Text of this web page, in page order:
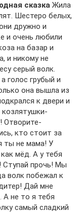
сказка Жила
Шестеро белых,
дружно и
и очень любили
на базар и
и никому не
серый волк.
голос грубый и
она вышла из
к двери и
Отворите-
кто стоит за
ты не мама! У
мёд. А у тебя
Ступай прочь! Мы
волк побежал к
Дай мне
не то я тебя
самый сладкий